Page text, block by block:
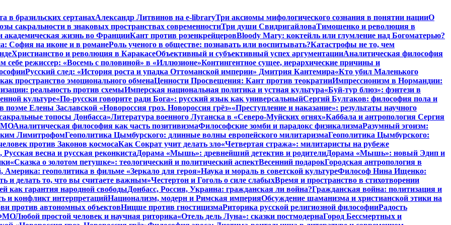
в бразильских сертанахАлександр Литвинов на e-libraryТри аксиомы мифологического сознания в понятии нацииО
сакральности в знаковых пространствах современностиТри души СвидригайловаТимошенко и революция в
академическая жизнь во ФранцииКант против розенкрейцеровBloody Mary: коктейль или глумление над Богоматерью?
София на иконе и в романеРоль ученого в обществе: познавать или воспитывать?Катастрофы не то, чем
Христианство и революция в КаракасеОбъективный и субъективный успех аргументацииАналитическая философия
себе режиссер: «Восемь с половиной» в «Иллюзионе»Контингентное сущее, иерархические причины и
Русский след: «История роста и упадка Оттоманской империи» Дмитрия Кантемира«Кто убил Маленького
пространство эмоционального обменаЦенности Просвещения: Кант против теократииИмпрессионизм в Нормандии:
реальность против схемыИмперская национальная политика и устная культура«Буй-тур блюз»: фэнтези в
культуре«По-русски говорите ради Бога»: русский язык как универсальныйСергий Булгаков: философия пола и
поэме Елены Заславской «Новороссия гроз. Новороссия грёз»«Преступление и наказание»: результаты научного
топосы Донбасса»Литература военного Луганска в «Северо-Муйских огнях»Каббала и антропология Сергия
Аналитическая философия как часть позитивизмаФилософские зомби и парадокс физикализмаРазумный эгоизм:
ЛимитрофомГеополитика Цымбурского: длинные волны европейского милитаризмаГеополитика Цымбурского:
против Законов космосаКак Сократ учит делать зло«Четвертая стража»: милитаристы на рубеже
весна и русская реконкистаДорама «Мышь»: древнейший детектив и родителиДорама «Мышь»: новый Эдип и
«Сказка о золотом петушке»: теологический и политический аспектВесенний подарокГородская антропология в
Америка: геополитика в фильме «Зеркало для героя»Наука и мораль в советской культуреФилософ Нина Ищенко:
и делать то, что вы считаете важным»Честертон и Гоголь о силе слабыхВремя и пространство в стихотворении
как гарантия народной свободыДонбасс, Россия, Украина: гражданская ли война?Гражданская война: политизация и
и конфликт интерпретацийНационализм, модерн и Римская империяОбсуждение шаманизма и христианской этики на
против автономных объектовНицше против гностицизмаРиторика русской религиозной философииРадость
ФМОЛюбой простой человек и научная риторика«Отель дель Луна»: сказки постмодернаГород Бессмертных и